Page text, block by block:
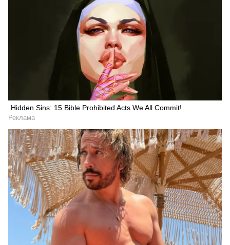
Искать
Hidden Sins: 15 Bible Prohibited Acts We All Commit!
Реклама